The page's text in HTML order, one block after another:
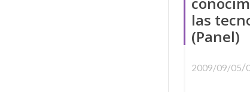
las
(Panel)
2009/09/05/